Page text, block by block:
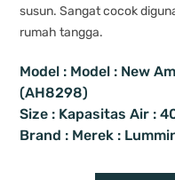
susun. Sangat cocok
rumah tangga.
Model : Model : New
(AH8298)
Size : Kapasitas Air :
Brand : Merek :